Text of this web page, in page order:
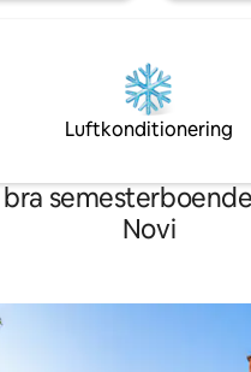
Luftkonditionering
Novi